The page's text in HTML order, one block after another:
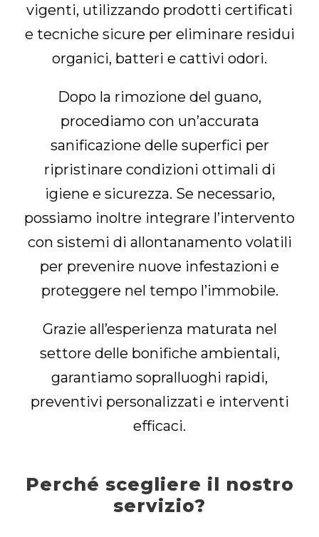
vigenti, utilizzando prodotti certificati
e tecniche sicure per eliminare residui
organici, batteri e cattivi odori.
Dopo la rimozione del guano,
procediamo con un’accurata
sanificazione delle superfici per
ripristinare condizioni ottimali di
igiene e sicurezza. Se necessario,
possiamo inoltre integrare l’intervento
con sistemi di allontanamento volatili
per prevenire nuove infestazioni e
proteggere nel tempo l’immobile.
Grazie all’esperienza maturata nel
settore delle bonifiche ambientali,
garantiamo sopralluoghi rapidi,
preventivi personalizzati e interventi
efficaci.
Perché scegliere il nostro
servizio?